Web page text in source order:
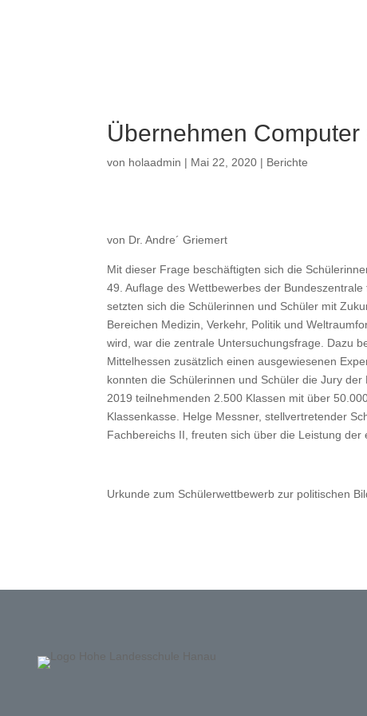
Übernehmen Computer
von holaadmin | Mai 22, 2020 | Berichte
von Dr. Andre´ Griemert
Mit dieser Frage beschäftigten sich die
49. Auflage des Wettbewerbes der
setzten sich die Schülerinnen und Schüler mit
Bereichen Medizin, Verkehr, Politik und
wird, war die zentrale Untersuchungsfrage. Dazu
Mittelhessen zusätzlich einen ausgewiesenen
konnten die Schülerinnen und Schüler die Jury
2019 teilnehmenden 2.500 Klassen mit über
Klassenkasse. Helge Messner, stellvertretender
Fachbereichs II, freuten sich über die Leistung
Urkunde zum Schülerwettbewerb zur politischen